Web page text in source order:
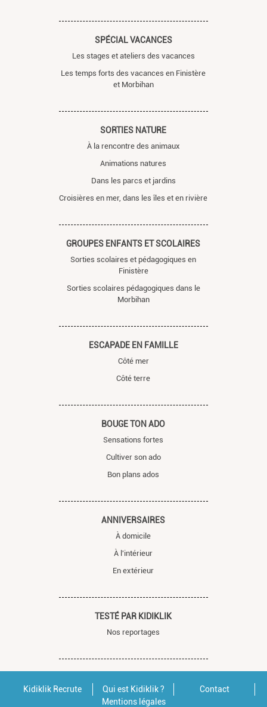
SPÉCIAL VACANCES
Les stages et ateliers des vacances
Les temps forts des vacances en Finistère
et Morbihan
SORTIES NATURE
À la rencontre des animaux
Animations natures
Dans les parcs et jardins
Croisières en mer, dans les îles et en rivière
GROUPES ENFANTS ET SCOLAIRES
Sorties scolaires et pédagogiques en
Finistère
Sorties scolaires pédagogiques dans le
Morbihan
ESCAPADE EN FAMILLE
Côté mer
Côté terre
BOUGE TON ADO
Sensations fortes
Cultiver son ado
Bon plans ados
ANNIVERSAIRES
À domicile
À l'intérieur
En extérieur
TESTÉ PAR KIDIKLIK
Nos reportages
Kidiklik Recrute Qui est Kidiklik ?
Contact
Mentions légales